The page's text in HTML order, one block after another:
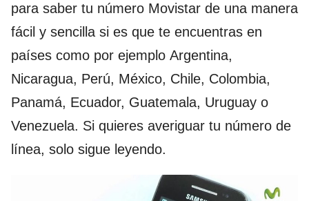
para saber tu número Movistar de una manera
fácil y sencilla si es que te encuentras en
países como por ejemplo Argentina,
Nicaragua, Perú, México, Chile, Colombia,
Panamá, Ecuador, Guatemala, Uruguay o
Venezuela. Si quieres averiguar tu número de
línea, solo sigue leyendo.